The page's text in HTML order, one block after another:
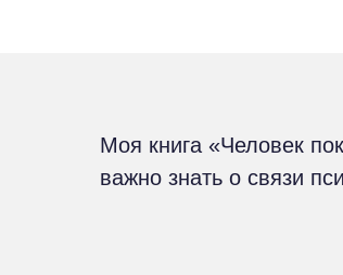
Моя книга «Человек
важно знать о связи